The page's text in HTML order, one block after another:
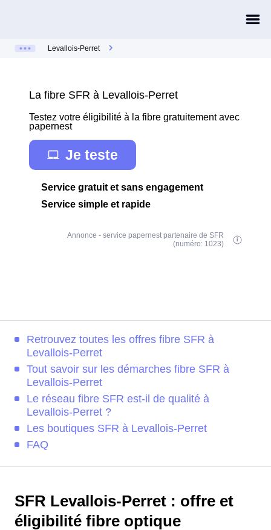
Levallois-Perret
La fibre SFR à Levallois-Perret
Testez votre éligibilité à la fibre gratuitement avec
papernest
Je teste
Service gratuit et sans engagement
Service simple et rapide
Annonce - service papernest partenaire de SFR
(numéro: 1023)
Retrouvez toutes les offres fibre SFR à
Levallois-Perret
Tout savoir sur les démarches fibre SFR à
Levallois-Perret
Le réseau fibre SFR est-il de qualité à
Levallois-Perret ?
Les boutiques SFR à Levallois-Perret
FAQ
SFR Levallois-Perret : offre et
éligibilité fibre optique